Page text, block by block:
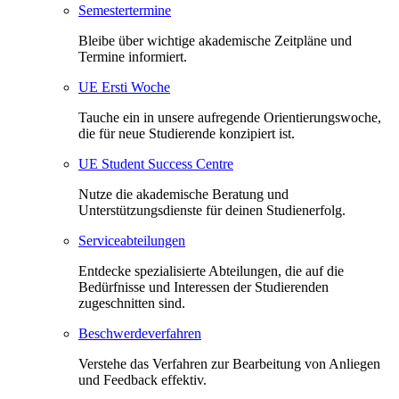
Semestertermine
Bleibe über wichtige akademische Zeitpläne und
Termine informiert.
UE Ersti Woche
Tauche ein in unsere aufregende Orientierungswoche,
die für neue Studierende konzipiert ist.
UE Student Success Centre
Nutze die akademische Beratung und
Unterstützungsdienste für deinen Studienerfolg.
Serviceabteilungen
Entdecke spezialisierte Abteilungen, die auf die
Bedürfnisse und Interessen der Studierenden
zugeschnitten sind.
Beschwerdeverfahren
Verstehe das Verfahren zur Bearbeitung von Anliegen
und Feedback effektiv.